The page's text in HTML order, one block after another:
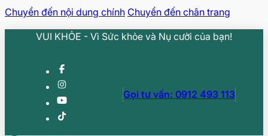
Chuyển đến nội dung chính Chuyển đến chân trang
VUI KHỎE - Vì Sức khỏe và Nụ cười của bạn!
Gọi tư vấn: 0912 493 113